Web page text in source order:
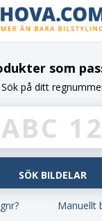
som
Sök på ditt
Manuellt